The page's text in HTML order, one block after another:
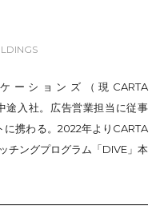
ーションズ（現CARTA
途入社。広告営業担当に従事
に携わる。2022年よりCARTA
チングプログラム「DIVE」本